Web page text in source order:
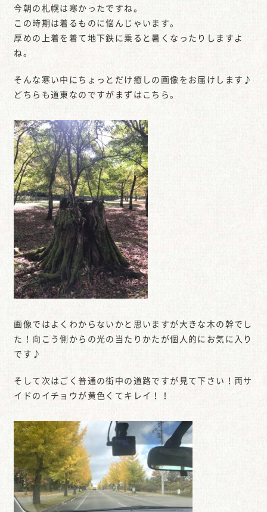
今朝の札幌は寒かったですね。
この時期は着るものに悩んじゃいます。
厚めの上着を着て地下鉄に乗ると暑くなったりしますよ
ね。
そんな寒い中にちょっとだけ癒しの画像をお届けします♪
どちらも道東なのですがまずはこちら。
画像ではよくわからないかと思いますが大きな木の幹でし
た！向こう側からの光の当たりかたが個人的にお気に入り
です♪
そして次はごく普通の街中の道路ですが見て下さい！両サ
イドのイチョウが黄色くてキレイ！！